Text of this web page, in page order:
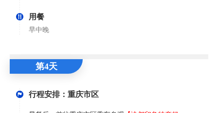
用餐
早中晚
第4天
行程安排：重庆市区